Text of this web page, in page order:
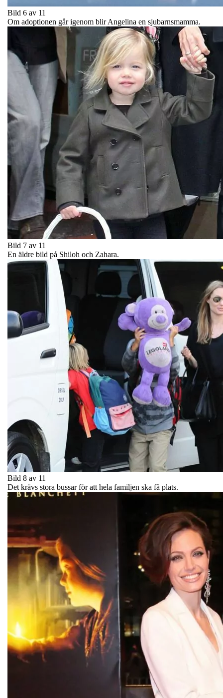
Bild 6 av 11
Om adoptionen går igenom blir Angelina en sjubarnsmamma.
Bild 7 av 11
En äldre bild på Shiloh och Zahara.
Bild 8 av 11
Det krävs stora bussar för att hela familjen ska få plats.